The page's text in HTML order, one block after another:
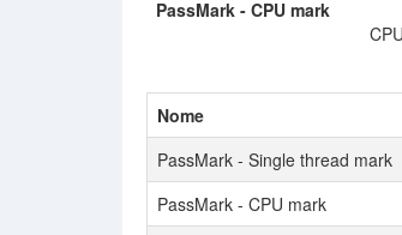
PassMark - CPU mark
Nome
PassMark - Single thread mark
PassMark - CPU mark